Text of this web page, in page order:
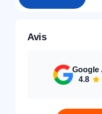
Avis
Google
4.8